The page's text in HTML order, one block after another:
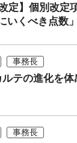
定】個別改定
いくべき点数」
事務長
テの進化を
事務長